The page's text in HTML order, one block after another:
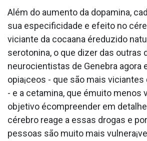
Além do aumento da dopamina,
sua especificidade e efeito no
viciante da cocaa­na éreduzido
serotonina, o que dizer das outras
neurocientistas de Genebra agora
opia¡ceos - que são mais viciantes
- e a cetamina, que émuito menos
objetivo écompreender em
cérebro reage a essas drogas e
pessoas são muito mais